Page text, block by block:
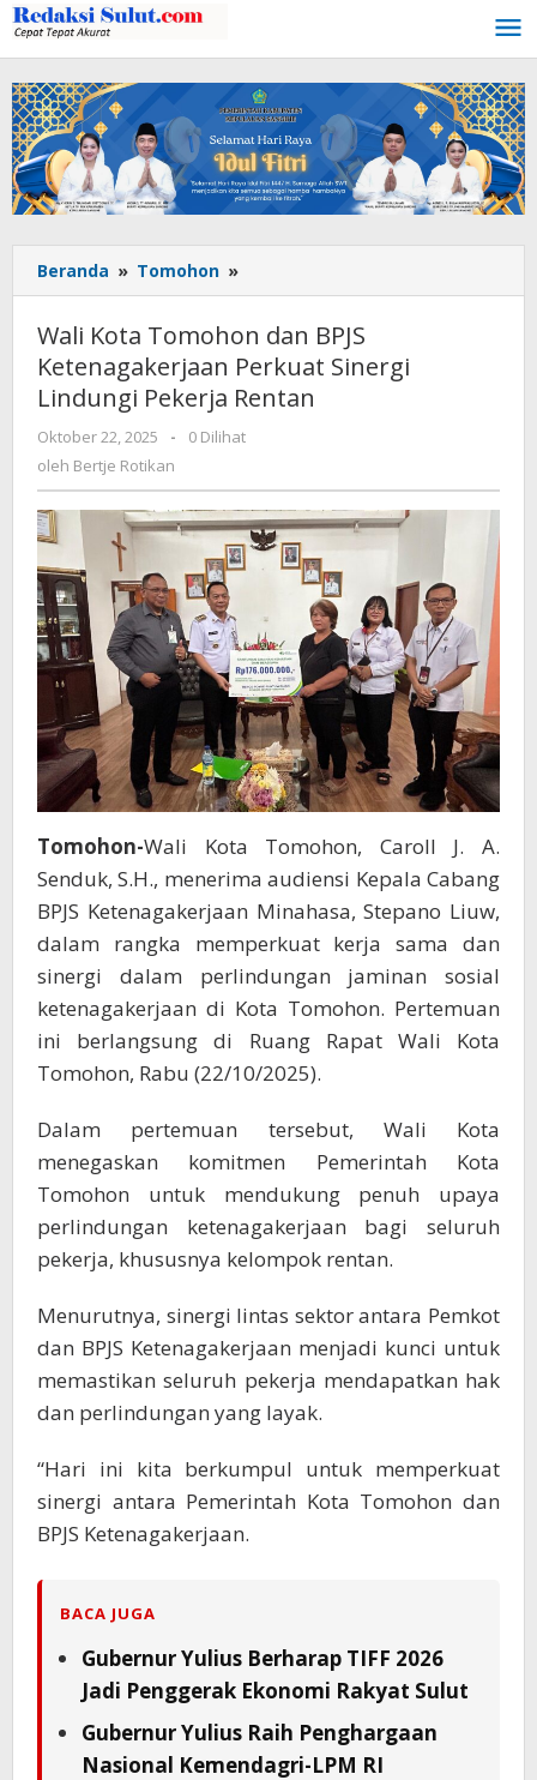
Lewati
ke
konten
Beranda » Tomohon »
Kota
Tomohon
dan
BPJS
Ketenagakerjaan
Sinergi
Pekerja
Rentan
Wali Kota Tomohon dan BPJS
Ketenagakerjaan Perkuat Sinergi
Lindungi Pekerja Rentan
Oktober 22, 2025
oleh
Bertje
-
0 Dilihat
oleh Bertje Rotikan
Tomohon-Wali Kota Tomohon, Caroll J. A.
Senduk, S.H., menerima audiensi Kepala Cabang
BPJS Ketenagakerjaan Minahasa, Stepano Liuw,
dalam rangka memperkuat kerja sama dan
sinergi dalam perlindungan jaminan sosial
ketenagakerjaan di Kota Tomohon. Pertemuan
ini berlangsung di Ruang Rapat Wali Kota
Tomohon, Rabu (22/10/2025).
Dalam pertemuan tersebut, Wali Kota
menegaskan komitmen Pemerintah Kota
Tomohon untuk mendukung penuh upaya
perlindungan ketenagakerjaan bagi seluruh
pekerja, khususnya kelompok rentan.
Menurutnya, sinergi lintas sektor antara Pemkot
dan BPJS Ketenagakerjaan menjadi kunci untuk
memastikan seluruh pekerja mendapatkan hak
dan perlindungan yang layak.
“Hari ini kita berkumpul untuk memperkuat
sinergi antara Pemerintah Kota Tomohon dan
BPJS Ketenagakerjaan.
BACA JUGA
Gubernur Yulius Berharap TIFF 2026
Jadi Penggerak Ekonomi Rakyat Sulut
Gubernur Yulius Raih Penghargaan
Nasional Kemendagri-LPM RI